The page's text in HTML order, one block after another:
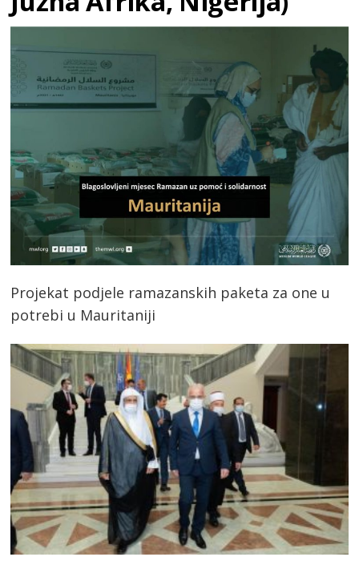
Projekat podjele ramazanskih paketa za one u
potrebi u Mauritaniji